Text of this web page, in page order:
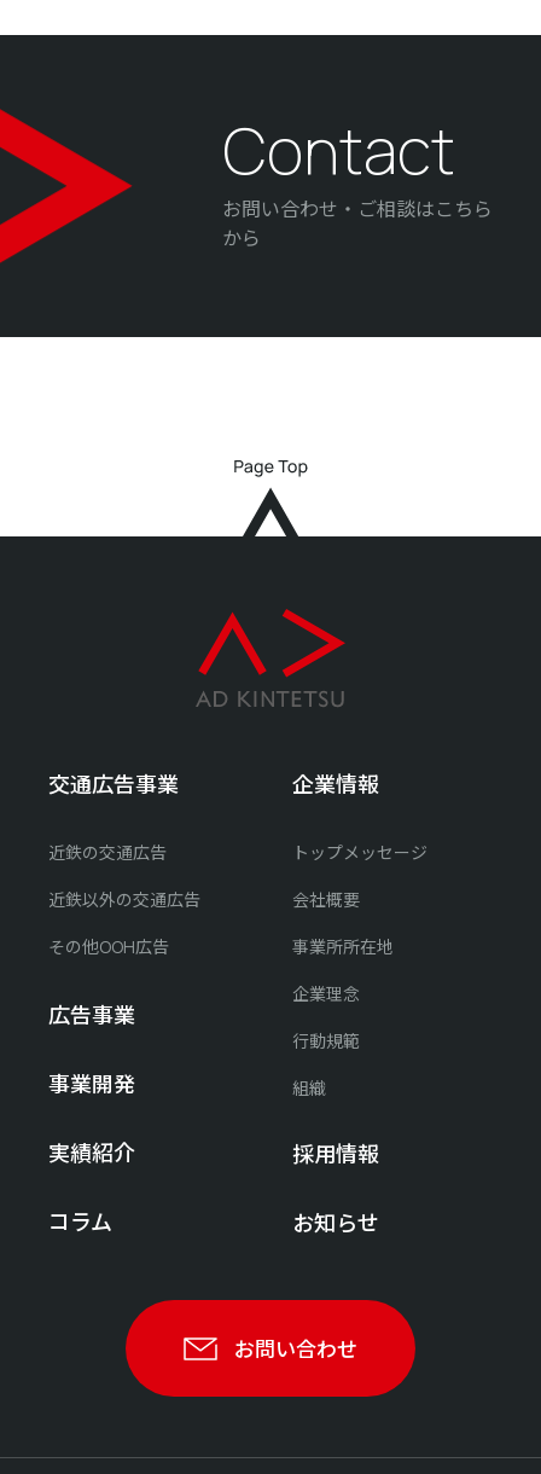
Contact
お問い合わせ・ご相談はこちら
から
交通広告事業
近鉄の交通広告
近鉄以外の交通広告
その他OOH広告
広告事業
事業開発
実績紹介
コラム
企業情報
トップメッセージ
会社概要
事業所所在地
企業理念
行動規範
組織
採用情報
お知らせ
お問い合わせ